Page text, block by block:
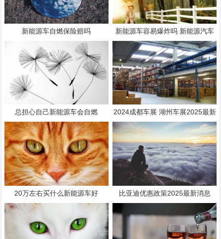
新能源车自燃保险赔吗
新能源车容易爆炸吗 新能源汽车
还能火多久
总担心自己新能源车会自燃
2024成都车展 湖州车展2025最新
时间表
20万左右买什么新能源车好 比亚迪优惠政策2025最新消息